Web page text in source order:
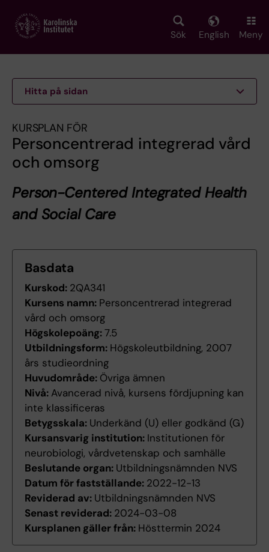
main
Sök English Meny
Hitta på sidan
KURSPLAN FÖR
Personcentrerad integrerad vård
och omsorg
Person-Centered Integrated Health
and Social Care
Basdata
Kurskod: 2QA341
Kursens namn: Personcentrerad integrerad
vård och omsorg
Högskolepoäng:7.5
Utbildningsform: Högskoleutbildning, 2007
års studieordning
Huvudområde: Övriga ämnen
Nivå: Avancerad nivå, kursens fördjupning kan
inte klassificeras
Betygsskala: Underkänd (U) eller godkänd (G)
Kursansvarig institution: Institutionen för
neurobiologi, vårdvetenskap och samhälle
Beslutande organ: Utbildningsnämnden NVS
Datum för fastställande: 2022-12-13
Reviderad av: Utbildningsnämnden NVS
Senast reviderad: 2024-03-08
Kursplanen gäller från: Hösttermin 2024